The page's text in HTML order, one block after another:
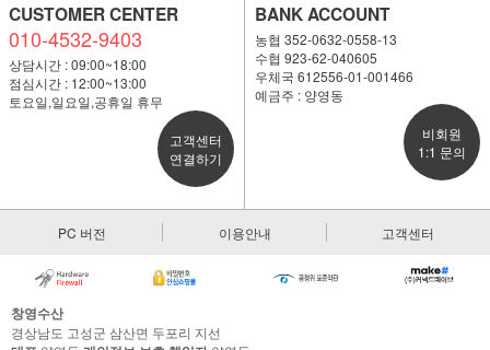
CUSTOMER CENTER
010-4532-9403
상담시간 : 09:00~18:00
점심시간 : 12:00~13:00
토요일,일요일,공휴일 휴무
고객센터
연결하기
BANK ACCOUNT
농협 352-0632-0558-13
수협 923-62-040605
우체국 612556-01-001466
예금주 : 양영동
비회원
1:1 문의
PC 버전 이용안내 고객센터
창영수산
경상남도 고성군 삼산면 두포리 지선